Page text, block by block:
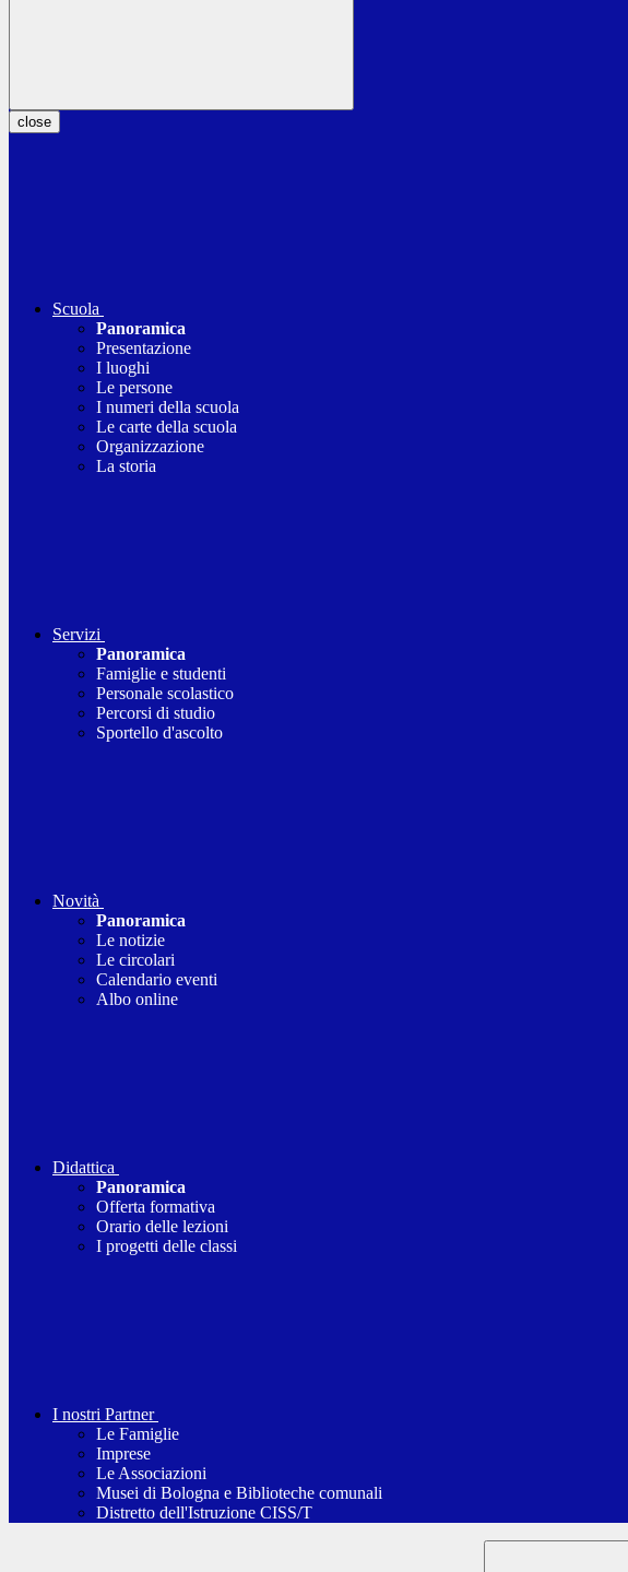
close
Scuola
Panoramica
Presentazione
I luoghi
Le persone
I numeri della scuola
Le carte della scuola
Organizzazione
La storia
Servizi
Panoramica
Famiglie e studenti
Personale scolastico
Percorsi di studio
Sportello d'ascolto
Novità
Panoramica
Le notizie
Le circolari
Calendario eventi
Albo online
Didattica
Panoramica
Offerta formativa
Orario delle lezioni
I progetti delle classi
I nostri Partner
Le Famiglie
Imprese
Le Associazioni
Musei di Bologna e Biblioteche comunali
Distretto dell'Istruzione CISS/T